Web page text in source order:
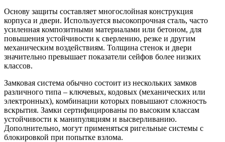
Основу защиты составляет многослойная конструкция
корпуса и двери. Используется высокопрочная сталь, часто
усиленная композитными материалами или бетоном, для
повышения устойчивости к сверлению, резке и другим
механическим воздействиям. Толщина стенок и двери
значительно превышает показатели сейфов более низких
классов.
Замковая система обычно состоит из нескольких замков
различного типа – ключевых, кодовых (механических или
электронных), комбинации которых повышают сложность
вскрытия. Замки сертифицированы по высоким классам
устойчивости к манипуляциям и высверливанию.
Дополнительно, могут применяться ригельные системы с
блокировкой при попытке взлома.